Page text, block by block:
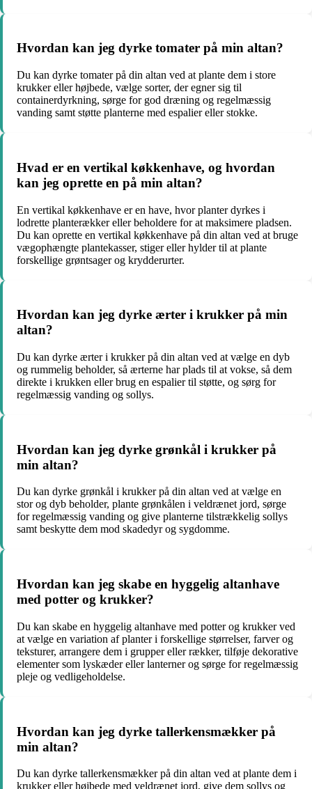
Hvordan kan jeg dyrke tomater på min altan?
Du kan dyrke tomater på din altan ved at plante dem i store
krukker eller højbede, vælge sorter, der egner sig til
containerdyrkning, sørge for god dræning og regelmæssig
vanding samt støtte planterne med espalier eller stokke.
Hvad er en vertikal køkkenhave, og hvordan
kan jeg oprette en på min altan?
En vertikal køkkenhave er en have, hvor planter dyrkes i
lodrette planterækker eller beholdere for at maksimere pladsen.
Du kan oprette en vertikal køkkenhave på din altan ved at bruge
vægophængte plantekasser, stiger eller hylder til at plante
forskellige grøntsager og krydderurter.
Hvordan kan jeg dyrke ærter i krukker på min
altan?
Du kan dyrke ærter i krukker på din altan ved at vælge en dyb
og rummelig beholder, så ærterne har plads til at vokse, så dem
direkte i krukken eller brug en espalier til støtte, og sørg for
regelmæssig vanding og sollys.
Hvordan kan jeg dyrke grønkål i krukker på
min altan?
Du kan dyrke grønkål i krukker på din altan ved at vælge en
stor og dyb beholder, plante grønkålen i veldrænet jord, sørge
for regelmæssig vanding og give planterne tilstrækkelig sollys
samt beskytte dem mod skadedyr og sygdomme.
Hvordan kan jeg skabe en hyggelig altanhave
med potter og krukker?
Du kan skabe en hyggelig altanhave med potter og krukker ved
at vælge en variation af planter i forskellige størrelser, farver og
teksturer, arrangere dem i grupper eller rækker, tilføje dekorative
elementer som lyskæder eller lanterner og sørge for regelmæssig
pleje og vedligeholdelse.
Hvordan kan jeg dyrke tallerkensmækker på
min altan?
Du kan dyrke tallerkensmækker på din altan ved at plante dem i
krukker eller højbede med veldrænet jord, give dem sollys og